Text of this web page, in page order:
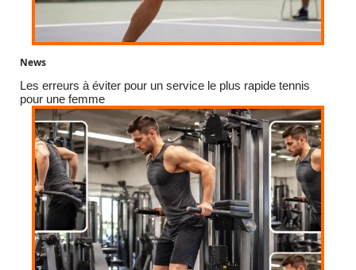
News
Les erreurs à éviter pour un service le plus rapide tennis
pour une femme